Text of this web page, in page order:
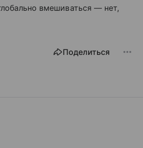
вмешиваться — нет,
Поделиться